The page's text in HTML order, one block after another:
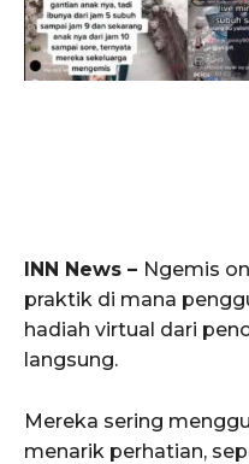
INN News – Ngemis
praktik di mana
hadiah virtual dari
langsung.
Mereka sering
menarik perhatian,